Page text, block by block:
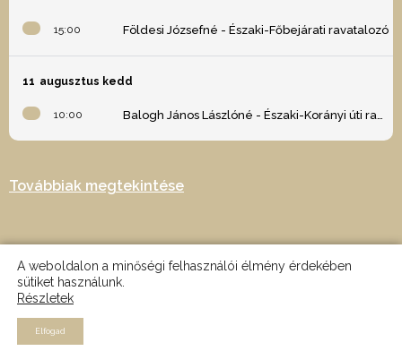
15:00 Földesi Józsefné - Északi-Főbejárati ravatalozó
11 augusztus kedd
10:00 Balogh János Lászlóné - Északi-Korányi úti ravatalozó
Továbbiak megtekintése
2024 © Minden jog fenntartva - Az oldalt készítette: Nagy Martin -
A weboldalon a minőségi felhasználói élmény érdekében
sütiket használunk.
Részletek
Elfogad